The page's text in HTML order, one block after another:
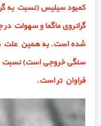
کمبود سیلیس (نسبت به
گرانروی ماگما و سهولت
شده است. به همین علت در
سنگی خروجی است) نسبت
فراوان تر است.